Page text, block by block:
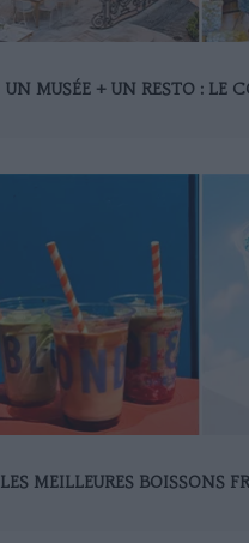
UN MUSÉE + UN RESTO : LE
LES MEILLEURES BOISSONS